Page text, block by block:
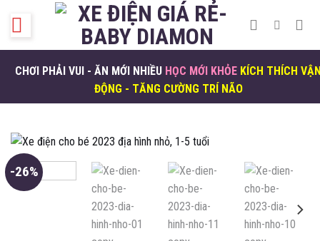
CHƠI PHẢI VUI - ĂN MỚI NHIỀU HỌC MỚI KHỎE KÍCH THÍCH
ĐỘNG - TĂNG CƯỜNG TRÍ NÃO
-26%